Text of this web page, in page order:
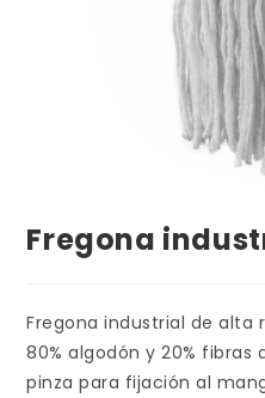
Fregona
Fregona industrial de alta
80% algodón y 20% fibras
pinza para fijación al